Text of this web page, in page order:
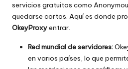
servicios gratuitos como
quedarse cortos. Aquí es donde
OkeyProxyentrar.
Red mundial de servidores:
en varios países, lo que